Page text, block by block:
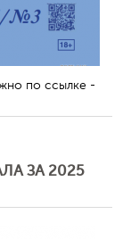
по ссылке -
ЗА 2025